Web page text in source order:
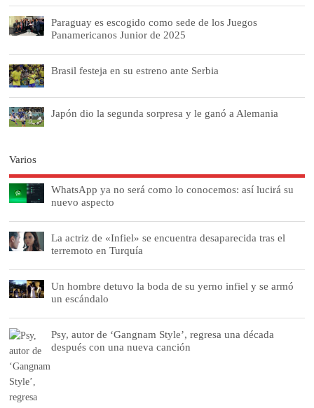
Paraguay es escogido como sede de los Juegos
Panamericanos Junior de 2025
Brasil festeja en su estreno ante Serbia
Japón dio la segunda sorpresa y le ganó a Alemania
Varios
WhatsApp ya no será como lo conocemos: así lucirá su
nuevo aspecto
La actriz de «Infiel» se encuentra desaparecida tras el
terremoto en Turquía
Un hombre detuvo la boda de su yerno infiel y se armó
un escándalo
Psy, autor de ‘Gangnam Style’, regresa una década
después con una nueva canción